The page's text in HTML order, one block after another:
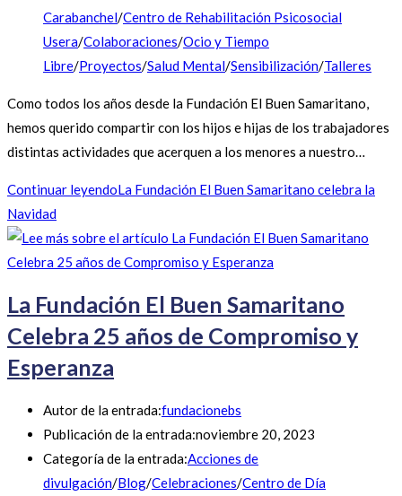
Carabanchel/Centro de Rehabilitación Psicosocial
Usera/Colaboraciones/Ocio y Tiempo
Libre/Proyectos/Salud Mental/Sensibilización/Talleres
Como todos los años desde la Fundación El Buen Samaritano,
hemos querido compartir con los hijos e hijas de los trabajadores
distintas actividades que acerquen a los menores a nuestro…
Continuar leyendoLa Fundación El Buen Samaritano celebra la
Navidad
La Fundación El Buen Samaritano
Celebra 25 años de Compromiso y
Esperanza
Autor de la entrada:fundacionebs
Publicación de la entrada:noviembre 20, 2023
Categoría de la entrada:Acciones de
divulgación/Blog/Celebraciones/Centro de Día